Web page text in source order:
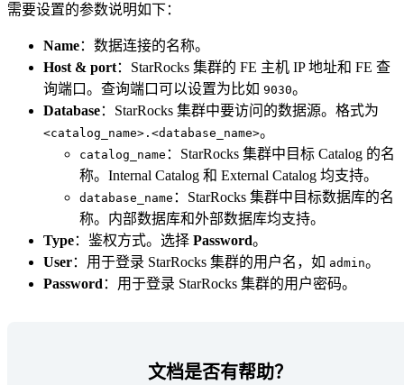
需要设置的参数说明如下：
Name：数据连接的名称。
Host & port：StarRocks 集群的 FE 主机 IP 地址和 FE 查
询端口。查询端口可以设置为比如 9030。
Database：StarRocks 集群中要访问的数据源。格式为
<catalog_name>.<database_name>。
catalog_name ：StarRocks 集群中目标 Catalog 的名
称。Internal Catalog 和 External Catalog 均支持。
database_name ：StarRocks 集群中目标数据库的名
称。内部数据库和外部数据库均支持。
Type：鉴权方式。选择 Password。
User：用于登录 StarRocks 集群的用户名，如 admin。
Password ：用于登录 StarRocks 集群的用户密码。
文档是否有帮助？